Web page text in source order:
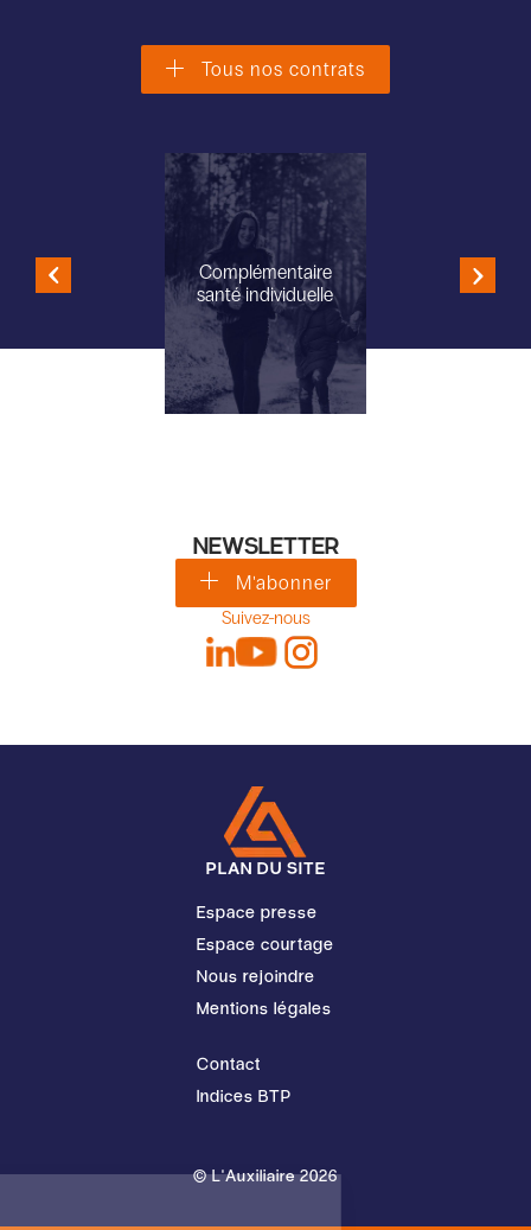
Tous nos contrats
Complémentaire
santé individuelle
NEWSLETTER
M'abonner
Suivez-nous
PLAN DU SITE
Espace presse
Espace courtage
Nous rejoindre
Mentions légales
Contact
Indices BTP
© L'Auxiliaire 2026
Les cookies !